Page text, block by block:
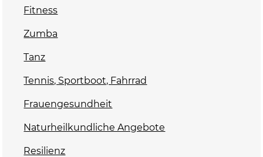
Fitness
Zumba
Tanz
Tennis, Sportboot, Fahrrad
Frauengesundheit
Naturheilkundliche Angebote
Resilienz